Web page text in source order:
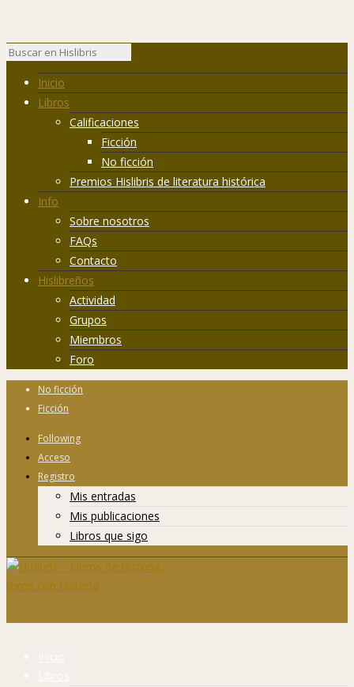
Inicio
Libros
Calificaciones
Ficción
No ficción
Premios Hislibris de literatura histórica
Info
Sobre nosotros
FAQs
Contacto
Hislibreños
Actividad
Grupos
Miembros
Foro
No ficción
Ficción
Following
Acceso
Registro
Mis entradas
Mis publicaciones
Libros que sigo
Inicio
Libros